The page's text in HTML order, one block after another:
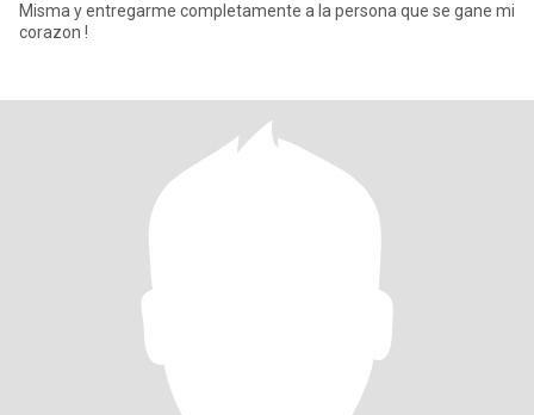
Misma y entregarme completamente a la persona que se gane mi
corazon !